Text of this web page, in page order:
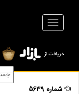
شماره 5639